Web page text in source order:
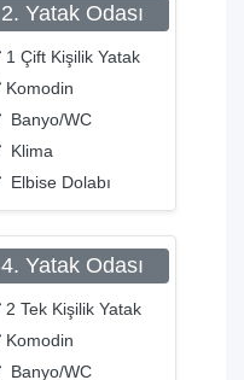
2. Yatak Odası
1 Çift Kişilik Yatak
Komodin
Banyo/WC
Klima
Elbise Dolabı
4. Yatak Odası
2 Tek Kişilik Yatak
Komodin
Banyo/WC